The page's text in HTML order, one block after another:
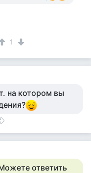
1
на котором вы
ответить